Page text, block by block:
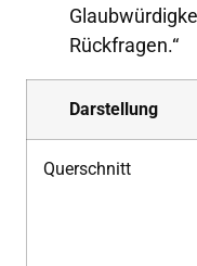
Rückfragen.“
Darstellung
Querschnitt